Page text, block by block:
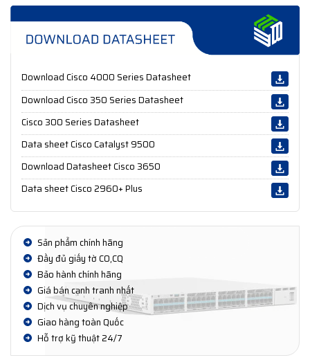
Download Cisco 4000 Series Datasheet
Download Cisco 350 Series Datasheet
Cisco 300 Series Datasheet
Data sheet Cisco Catalyst 9500
Download Datasheet Cisco 3650
Data sheet Cisco 2960+ Plus
Sản phẩm chính hãng
Đầy đủ giấy tờ CO,CQ
Bảo hành chính hãng
Giá bán cạnh tranh nhất
Dịch vụ chuyên nghiệp
Giao hàng toàn Quốc
Hỗ trợ kỹ thuật 24/7